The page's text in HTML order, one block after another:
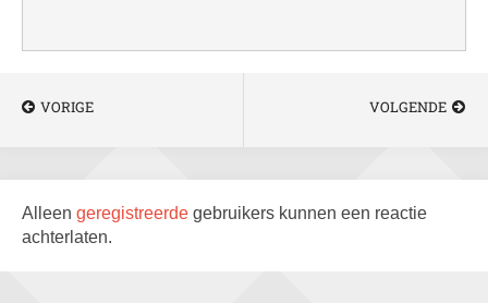
VORIGE VOLGENDE
Alleen geregistreerde gebruikers kunnen een reactie
achterlaten.